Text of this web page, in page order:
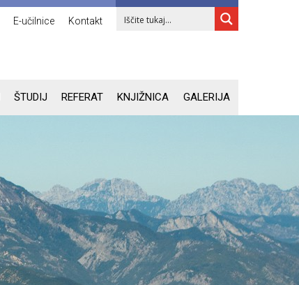
E-učilnice Kontakt
ŠTUDIJ REFERAT KNJIŽNICA GALERIJA